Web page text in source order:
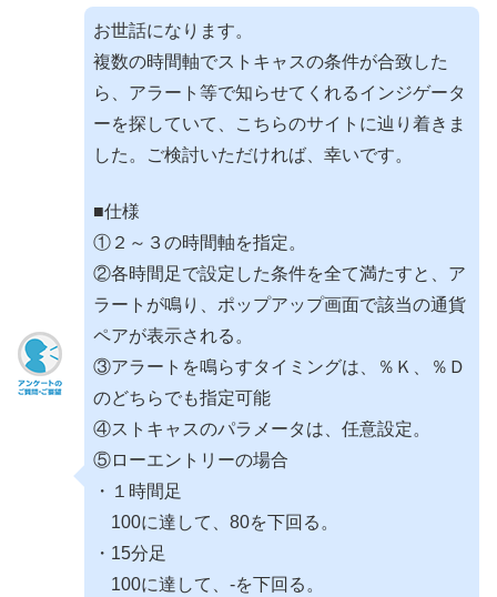
お世話になります。
複数の時間軸でストキャスの条件が合致した
ら、アラート等で知らせてくれるインジゲータ
ーを探していて、こちらのサイトに辿り着きま
した。ご検討いただければ、幸いです。
■仕様
①２～３の時間軸を指定。
②各時間足で設定した条件を全て満たすと、ア
ラートが鳴り、ポップアップ画面で該当の通貨
ペアが表示される。
③アラートを鳴らすタイミングは、％Ｋ、％Ｄ
のどちらでも指定可能
④ストキャスのパラメータは、任意設定。
⑤ローエントリーの場合
・１時間足
100に達して、80を下回る。
・15分足
100に達して、-を下回る。